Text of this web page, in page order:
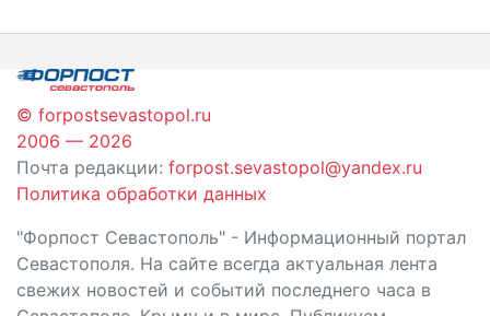
© forpostsevastopol.ru
2006 — 2026
Почта редакции: forpost.sevastopol@yandex.ru
Политика обработки данных
"Форпост Севастополь" - Информационный портал
Севастополя. На сайте всегда актуальная лента
свежих новостей и событий последнего часа в